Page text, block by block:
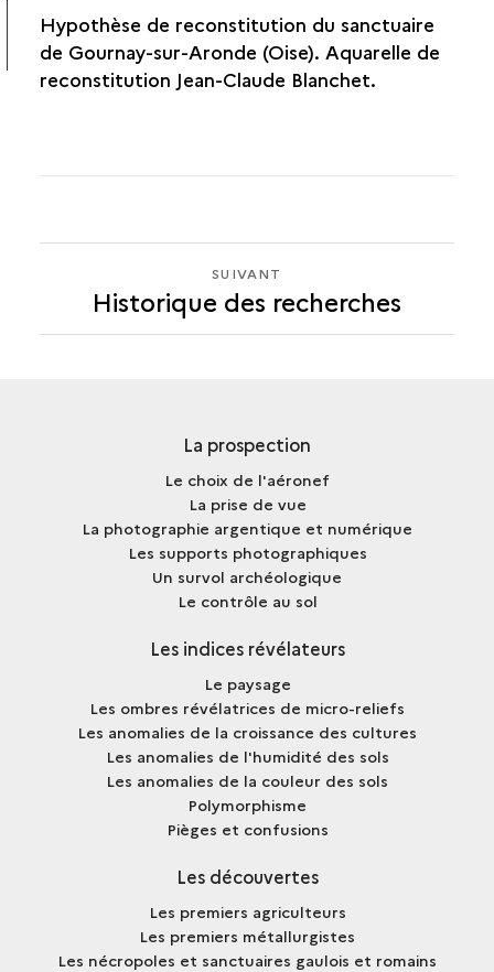
Hypothèse de reconstitution du sanctuaire
de Gournay-sur-Aronde (Oise). Aquarelle de
reconstitution Jean-Claude Blanchet.
SUIVANT
HISTORIQUE
SUIVANT
Historique des recherches
La prospection
Le choix de l'aéronef
La prise de vue
La photographie argentique et numérique
Les supports photographiques
Un survol archéologique
Le contrôle au sol
Les indices révélateurs
Le paysage
Les ombres révélatrices de micro-reliefs
Les anomalies de la croissance des cultures
Les anomalies de l'humidité des sols
Les anomalies de la couleur des sols
Polymorphisme
Pièges et confusions
Les découvertes
Les premiers agriculteurs
Les premiers métallurgistes
Les nécropoles et sanctuaires gaulois et romains